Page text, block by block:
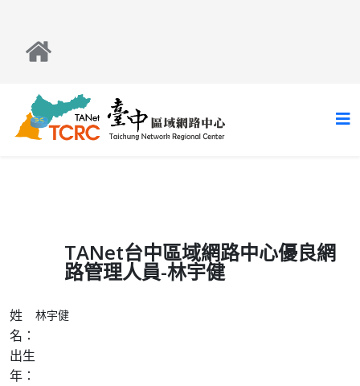
TANet台中區域網路中心優良網
路管理人員-林宇健
姓
名：
林宇健
出生
年：